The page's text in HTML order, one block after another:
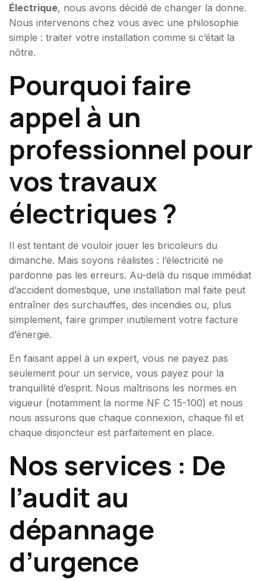
Électrique, nous avons décidé de changer la donne.
Nous intervenons chez vous avec une philosophie
simple : traiter votre installation comme si c’était la
nôtre.
Pourquoi faire
appel à un
professionnel pour
vos travaux
électriques ?
Il est tentant de vouloir jouer les bricoleurs du
dimanche. Mais soyons réalistes : l’électricité ne
pardonne pas les erreurs. Au-delà du risque immédiat
d’accident domestique, une installation mal faite peut
entraîner des surchauffes, des incendies ou, plus
simplement, faire grimper inutilement votre facture
d’énergie.
En faisant appel à un expert, vous ne payez pas
seulement pour un service, vous payez pour la
tranquillité d’esprit. Nous maîtrisons les normes en
vigueur (notamment la norme NF C 15-100) et nous
nous assurons que chaque connexion, chaque fil et
chaque disjoncteur est parfaitement en place.
Nos services : De
l’audit au
dépannage
d’urgence